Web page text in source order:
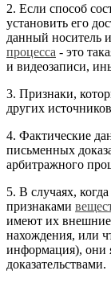
2. Если способ
установить его
данный носитель
процесса - это
и видеозаписи,
3. Признаки,
других
4. Фактические
письменных
арбитражного
5. В случаях,
признаками
имеют их внешние
нахождения, или
информация), они
доказательствами.